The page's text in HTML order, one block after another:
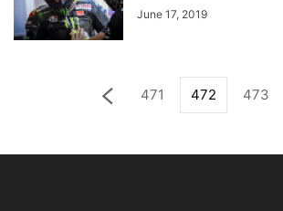
June 17, 2019
471 472 473